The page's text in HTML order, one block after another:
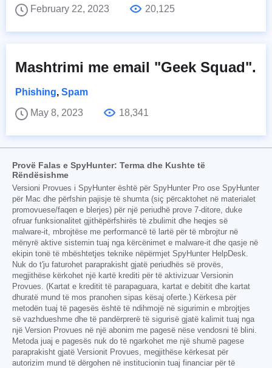
February 22, 2023
20,125
Mashtrimi me email "Geek Squad".
Phishing, Spam
May 8, 2023
18,341
Provë Falas e SpyHunter: Terma dhe Kushte të
Rëndësishme
Versioni Provues i SpyHunter është për SpyHunter Pro ose SpyHunter
për Mac dhe përfshin pajisje të shumta (siç përcaktohet në materialet
promovuese/faqen e blerjes) për një periudhë prove 7-ditore, duke
ofruar funksionalitet gjithëpërfshirës të zbulimit dhe heqjes së
malware-it, mbrojtëse me performancë të lartë për të mbrojtur në
mënyrë aktive sistemin tuaj nga kërcënimet e malware-it dhe qasje në
ekipin tonë të mbështetjes teknike nëpërmjet SpyHunter HelpDesk.
Nuk do t'ju faturohet paraprakisht gjatë periudhës së provës,
megjithëse kërkohet një kartë krediti për të aktivizuar Versionin
Provues. (Kartat e kreditit të parapaguara, kartat e debitit dhe kartat
dhuratë mund të mos pranohen sipas kësaj oferte.) Kërkesa për
metodën tuaj të pagesës është të ndihmojë në sigurimin e mbrojtjes
së vazhdueshme dhe të pandërprerë të sigurisë gjatë kalimit tuaj nga
një Version Provues në një abonim me pagesë nëse vendosni të blini.
Metoda juaj e pagesës nuk do të ngarkohet me një shumë pagese
paraprakisht gjatë Versionit Provues, megjithëse kërkesat për
autorizim mund të dërgohen në institucionin tuaj financiar për të